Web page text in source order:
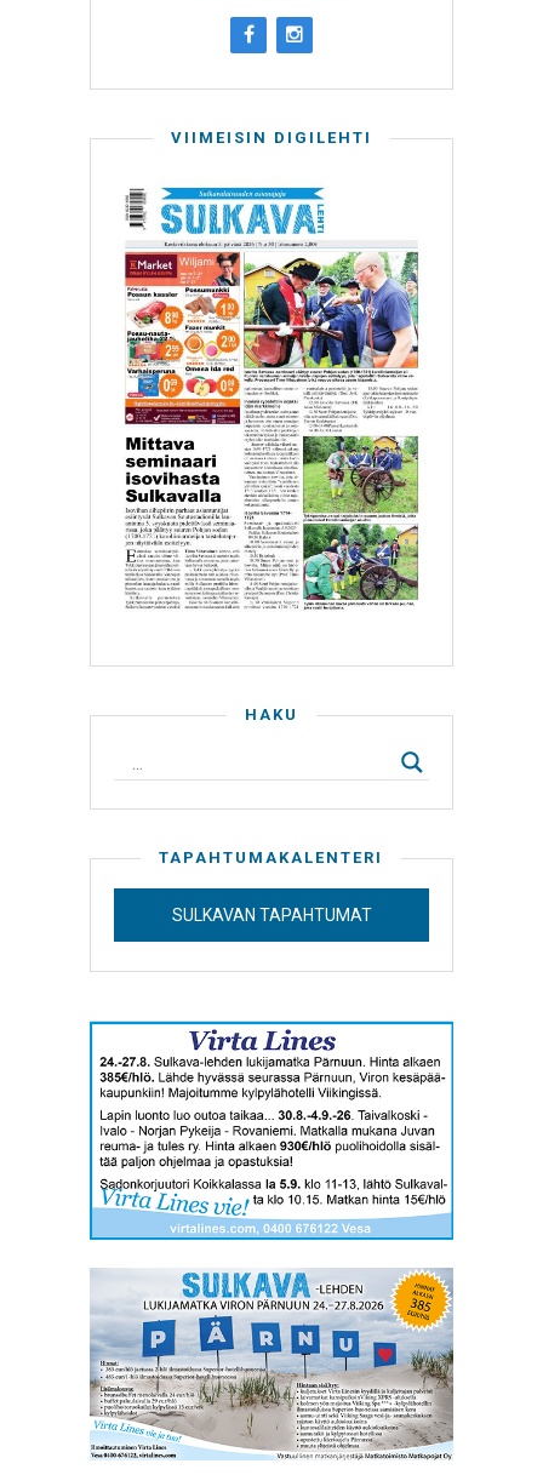
VIIMEISIN DIGILEHTI
HAKU
TAPAHTUMAKALENTERI
SULKAVAN TAPAHTUMAT